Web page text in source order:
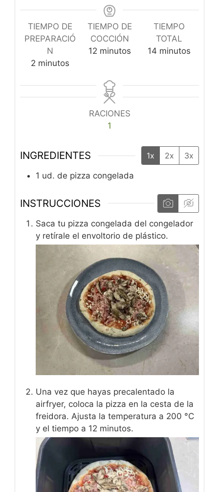
TIEMPO DE
PREPARACIÓ
N
2minutos
minutos
TIEMPO DE
COCCIÓN
12minutos
minutos
TIEMPO
TOTAL
14 minutos
minutos
RACIONES
1
INGREDIENTES 1x 2x 3x
1 ud. de pizza congelada
INSTRUCCIONES
Saca tu pizza congelada del congelador
y retírale el envoltorio de plástico.
Una vez que hayas precalentado la
airfryer, coloca la pizza en la cesta de la
freidora. Ajusta la temperatura a 200 °C
y el tiempo a 12 minutos.